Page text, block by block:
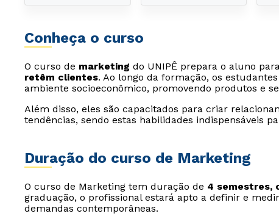
Conheça o curso
O curso de marketing do UNIPÊ prepara o aluno
retêm clientes. Ao longo da formação, os
ambiente socioeconômico, promovendo produtos e
Além disso, eles são capacitados para criar
tendências, sendo estas habilidades indispensáveis
Duração do curso de Marketing
O curso de Marketing tem duração de 4 semestres,
graduação, o profissional estará apto a definir e
demandas contemporâneas.